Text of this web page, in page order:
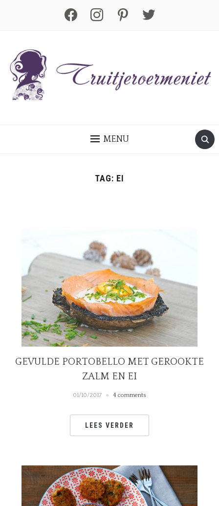
facebook instagram pinterest twitter
MENU
TAG: EI
GEVULDE PORTOBELLO MET GEROOKTE
ZALM EN EI
01/10/2017 4 comments
LEES VERDER